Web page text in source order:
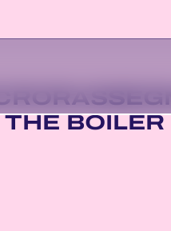
THE BOILER